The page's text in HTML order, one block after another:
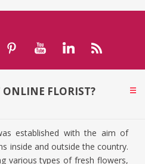
FLORIST?
established with the aim of
inside and outside the country.
various types of fresh flowers,